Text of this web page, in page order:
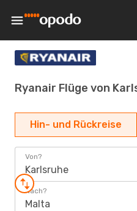
Ryanair Flüge von
Hin- und Rückreise
Von?
Karlsruhe
Nach?
Malta